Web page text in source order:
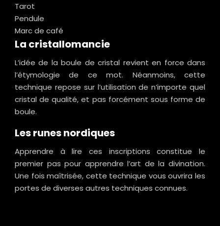
Tarot
Pendule
Marc de café
La cristallomancie
L’idée de la boule de cristal revient en force dans
l’étymologie de ce mot. Néanmoins, cette
technique repose sur l’utilisation de n’importe quel
cristal de qualité, et pas forcément sous forme de
boule.
Les runes nordiques
Apprendre à lire ces inscriptions constitue le
premier pas pour apprendre l’art de la divination.
Une fois maîtrisée, cette technique vous ouvrira les
portes de diverses autres techniques connues.